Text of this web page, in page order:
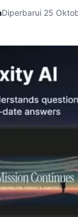
Diperbarui 25